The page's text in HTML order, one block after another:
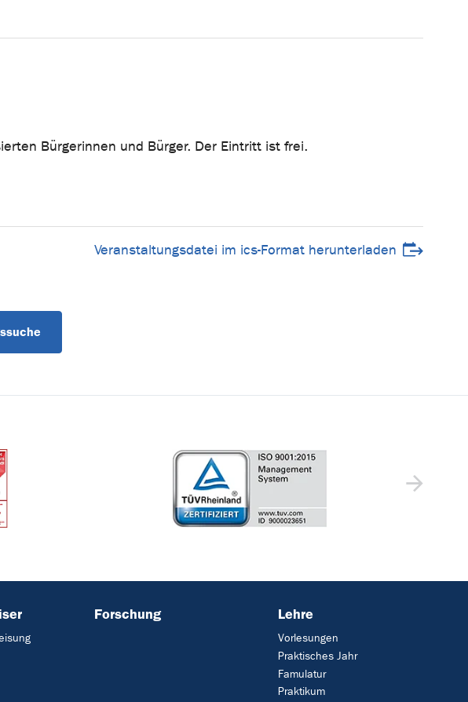
Bürgerinnen und Bürger. Der Eintritt ist frei.
Veranstaltungsdatei im ics-Format herunterladen
Forschung Lehre
Vorlesungen
Praktisches Jahr
Famulatur
Praktikum